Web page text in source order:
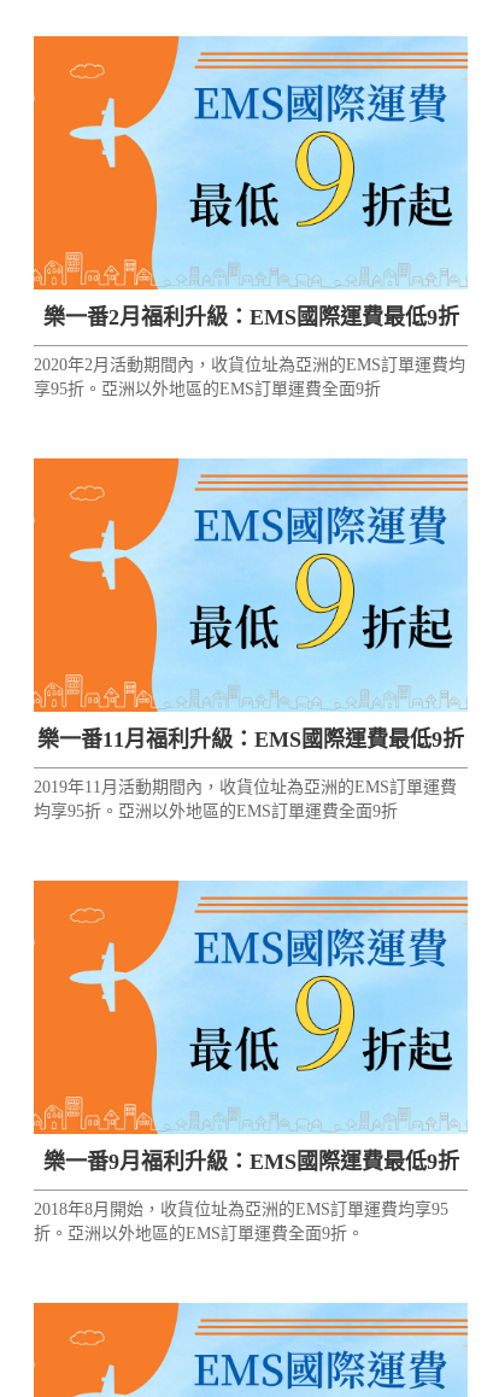
樂一番2月福利升級：EMS國際運費最低9折
2020年2月活動期間內，收貨位址為亞洲的EMS訂單運費均
享95折。亞洲以外地區的EMS訂單運費全面9折
樂一番11月福利升級：EMS國際運費最低9折
2019年11月活動期間內，收貨位址為亞洲的EMS訂單運費
均享95折。亞洲以外地區的EMS訂單運費全面9折
樂一番9月福利升級：EMS國際運費最低9折
2018年8月開始，收貨位址為亞洲的EMS訂單運費均享95
折。亞洲以外地區的EMS訂單運費全面9折。